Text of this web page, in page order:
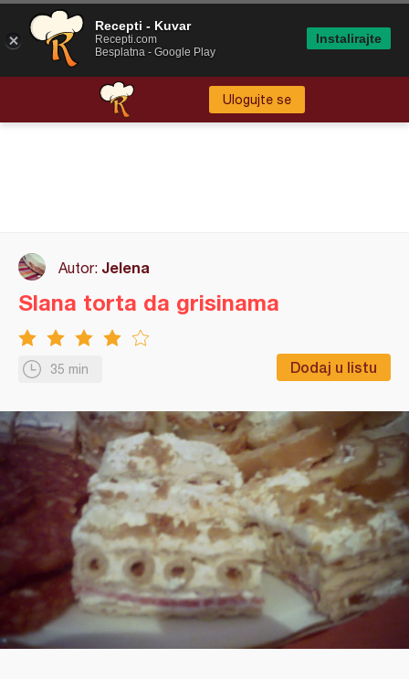
Ulogujte se
Autor: Jelena
35 min Dodaj u listu
Slana torta da grisinama
Recepti - Kuvar
Recepti.com
Besplatna - Google Play
Instalirajte